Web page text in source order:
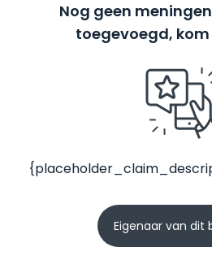
Nog geen
toegevoegd,
Eigenaar van dit